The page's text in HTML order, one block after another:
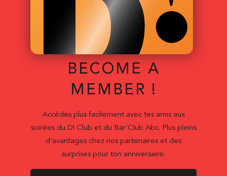
BECOME A
MEMBER !
Accédes plus facilement avec tes amis aux
soirées du D! Club et du Bar'Club Abc. Plus pleins
d’avantages chez nos partenaires et des
surprises pour ton anniversaire.